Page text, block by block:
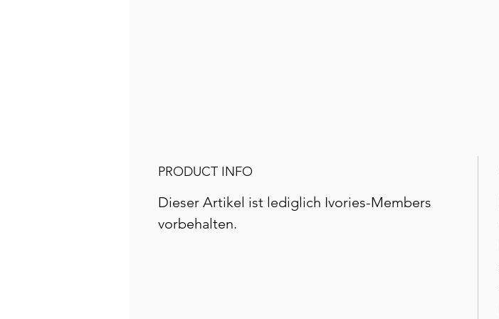
PRODUCT INFO
Dieser Artikel ist lediglich Ivories-Members
vorbehalten.